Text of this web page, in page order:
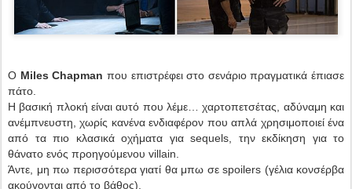
Ο Miles Chapman που επιστρέφει στο σενάριο πραγματικά έπιασε
πάτο.
Η βασική πλοκή είναι αυτό που λέμε… χαρτοπετσέτας, αδύναμη και
ανέμπνευστη, χωρίς κανένα ενδιαφέρον που απλά χρησιμοποιεί ένα
από τα πιο κλασικά οχήματα για sequels, την εκδίκηση για το
θάνατο ενός προηγούμενου villain.
Άντε, μη πω περισσότερα γιατί θα μπω σε spoilers (γέλια κονσέρβα
ακούγονται από το βάθος).